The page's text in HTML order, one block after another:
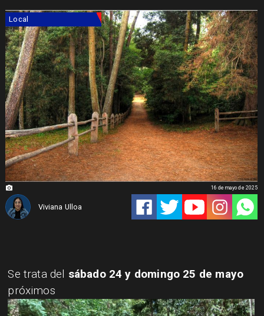
Local
Viviana Ulloa
16 de mayo de 2025
Se trata del sábado 24 y domingo 25 de mayo
próximos